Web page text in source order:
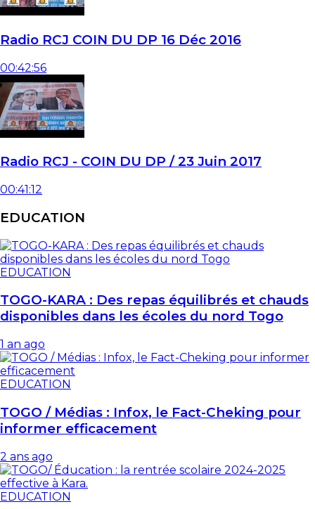
Radio RCJ COIN DU DP 16 Déc 2016
00:42:56
Radio RCJ - COIN DU DP / 23 Juin 2017
00:41:12
EDUCATION
EDUCATION
TOGO-KARA : Des repas équilibrés et chauds
disponibles dans les écoles du nord Togo
1 an ago
EDUCATION
TOGO / Médias : Infox, le Fact-Cheking pour
informer efficacement
2 ans ago
EDUCATION